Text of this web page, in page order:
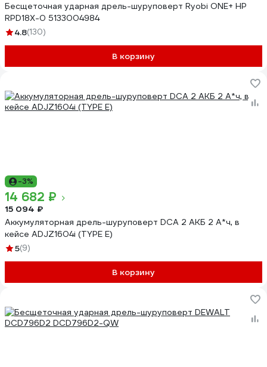
Бесщеточная ударная дрель-шуруповерт Ryobi ONE+ HP
RPD18X-0 5133004984
4.8(130)
В корзину
-3%
14 682 ₽
15 094 ₽
Аккумуляторная дрель-шуруповерт DCA 2 АКБ 2 А*ч, в
кейсе ADJZ1604i (TYPE E)
5(9)
В корзину